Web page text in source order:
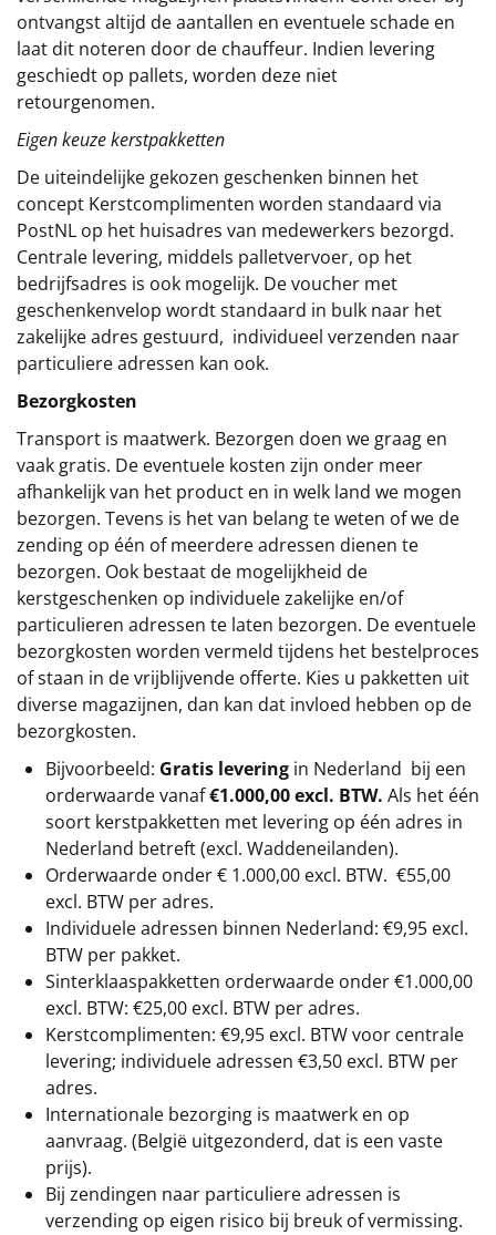
ontvangst altijd de aantallen en eventuele schade en
laat dit noteren door de chauffeur. Indien levering
geschiedt op pallets, worden deze niet
retourgenomen.
Eigen keuze kerstpakketten
De uiteindelijke gekozen geschenken binnen het
concept Kerstcomplimenten worden standaard via
PostNL op het huisadres van medewerkers bezorgd.
Centrale levering, middels palletvervoer, op het
bedrijfsadres is ook mogelijk. De voucher met
geschenkenvelop wordt standaard in bulk naar het
zakelijke adres gestuurd, individueel verzenden naar
particuliere adressen kan ook.
Bezorgkosten
Transport is maatwerk. Bezorgen doen we graag en
vaak gratis. De eventuele kosten zijn onder meer
afhankelijk van het product en in welk land we mogen
bezorgen. Tevens is het van belang te weten of we de
zending op één of meerdere adressen dienen te
bezorgen. Ook bestaat de mogelijkheid de
kerstgeschenken op individuele zakelijke en/of
particulieren adressen te laten bezorgen. De eventuele
bezorgkosten worden vermeld tijdens het bestelproces
of staan in de vrijblijvende offerte. Kies u pakketten uit
diverse magazijnen, dan kan dat invloed hebben op de
bezorgkosten.
Bijvoorbeeld: Gratis levering in Nederland bij een
orderwaarde vanaf€1.000,00 excl. BTW. Als het één
soort kerstpakketten met levering op één adres in
Nederland betreft (excl. Waddeneilanden).
Orderwaarde onder € 1.000,00 excl. BTW. €55,00
excl. BTW per adres.
Individuele adressen binnen Nederland: €9,95 excl.
BTW per pakket.
Sinterklaaspakketten orderwaarde onder €1.000,00
excl. BTW: €25,00 excl. BTW per adres.
Kerstcomplimenten: €9,95 excl. BTW voor centrale
levering; individuele adressen €3,50 excl. BTW per
adres.
Internationale bezorging is maatwerk en op
aanvraag. (België uitgezonderd, dat is een vaste
prijs).
Bij zendingen naar particuliere adressen is
verzending op eigen risico bij breuk of vermissing.